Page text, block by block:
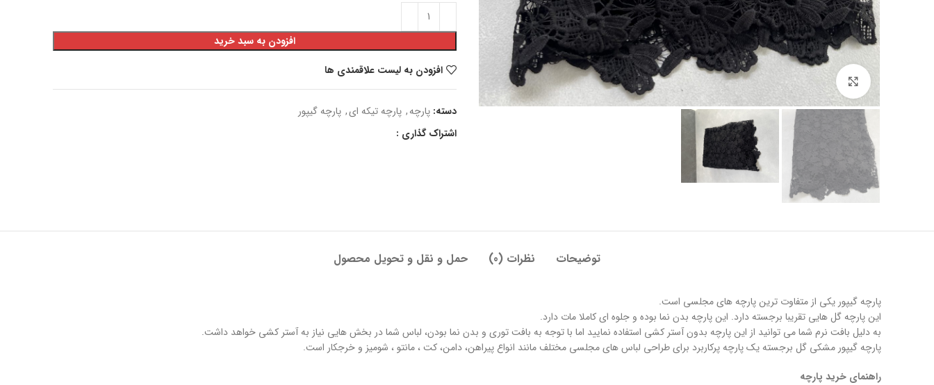
برای بزرگنمایی کلیک کنید
افزودن به سبد خرید
افزودن به لیست علاقمندی ها
دسته: پارچه, پارچه تیکه ای, پارچه گیپور
اشتراک گذاری :
توضیحات نظرات (0) حمل و نقل و تحویل محصول
پارچه گیپور یکی از متفاوت ترین پارچه های مجلسی است.
این پارچه گل هایی تقریبا برجسته دارد. این پارچه بدن نما بوده و جلوه ای کاملا مات دارد.
به دلیل بافت نرم شما می توانید از این پارچه بدون آستر کشی استفاده نمایید اما با توجه به بافت توری و بدن نما بودن، لباس شما در بخش هایی نیاز به آستر کشی خواهد داشت.
پارچه گیپور مشکی گل برجسته یک پارچه پرکاربرد برای طراحی لباس های مجلسی مختلف مانند انواع پیراهن، دامن، کت ، مانتو ، شومیز و خرجکار است.
راهنمای خرید پارچه